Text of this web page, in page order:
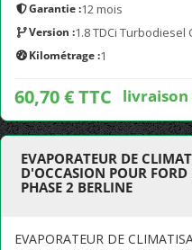
Garantie :12 mois
Version :1.8 TDCi Turbodiesel
Kilométrage :1
60,70 € TTC livraison
EVAPORATEUR DE
D'OCCASION POUR FORD
PHASE 2 BERLINE
EVAPORATEUR DE